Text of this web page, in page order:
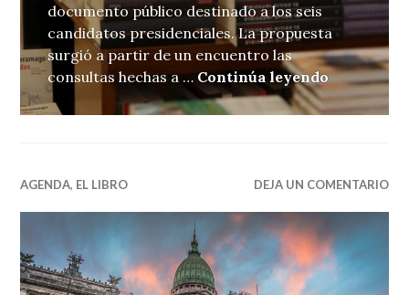
documento público destinado a los seis
candidatos presidenciales. La propuesta
surgió a partir de un encuentro las
consultas hechas a …Continúa leyendoCarta de
AGENDA, EL LIBRO DEJA UN COMENTARIO